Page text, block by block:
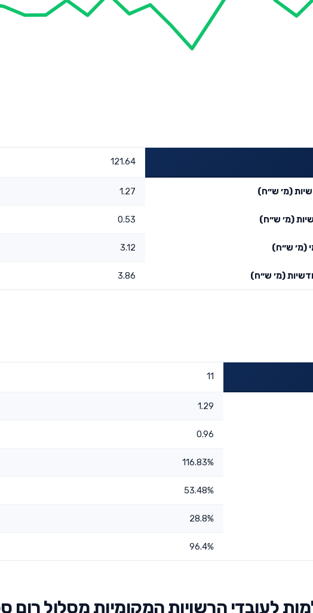
121.64
(מ׳ ש״ח) 1.27
(מ׳ ש״ח) 0.53
(מ׳ ש״ח) 3.12
(מ׳ ש״ח) 3.86
11
1.29
0.96
116.83%
53.48%
28.8%
96.4%
לעובדי הרשויות המקומיות מסלול רום